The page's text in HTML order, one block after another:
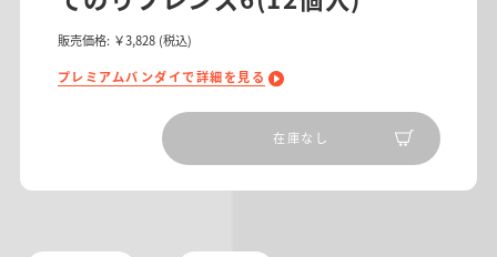
販売価格: ￥3,828 (税込)
プレミアムバンダイで詳細を見る
在庫なし